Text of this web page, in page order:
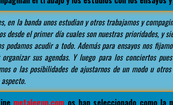
en la banda unos estudian y otros trabajamos y
desde el primer día cuales son nuestras prioridades, y
podamos acudir a todo. Además para ensayos nos
sus agendas. Y luego para los conciertos
o las posibilidades de ajustarnos de un modo u